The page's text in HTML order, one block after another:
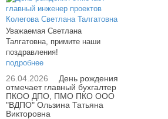
Уважаемая Светлана
Талгатовна, примите наши
поздравления!
подробнее
26.04.2026
День рождения
отмечает главный бухгалтер
ПКОО ДПО, ПМО ПКО ООО
"ВДПО" Ользина Татьяна
Викторовна